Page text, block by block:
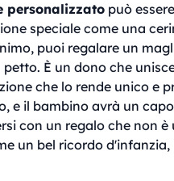
personalizzatopuò
speciale come una
puoi regalare un
È un dono che
che lo rende unico e
e il bambino avrà un
con un regalo che non
un bel ricordo